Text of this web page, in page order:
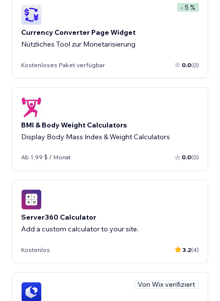
- 5 %
Currency Converter Page Widget
Nützliches Tool zur Monetarisierung
Kostenloses Paket verfügbar 0.0(0)
BMI & Body Weight Calculators
Display Body Mass Index & Weight Calculators
Ab 1,99 $ / Monat 0.0(0)
Server360 Calculator
Add a custom calculator to your site.
Kostenlos 3.2(4)
Von Wix verifiziert